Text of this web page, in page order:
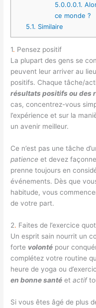
5.0.0.0.1.
ce monde ?
5.1. Similaire
1. Pensez positif
La plupart des gens se
peuvent leur arriver au
positifs. Chaque tâche/
résultats positifs ou des
cas, concentrez-vous
l’expérience et sur la
un avenir meilleur.
Ce n’est pas une tâche
patience et devez
prenne toujours en
événements. Dès que
habitude, vous
de votre part.
2. Faites de l’exercice
Un esprit sain nourrit un
forte volonté pour
complétez votre routine
heure de yoga ou
en bonne santé etactif
Si vous êtes âgé de plus